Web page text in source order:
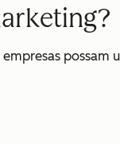
possam